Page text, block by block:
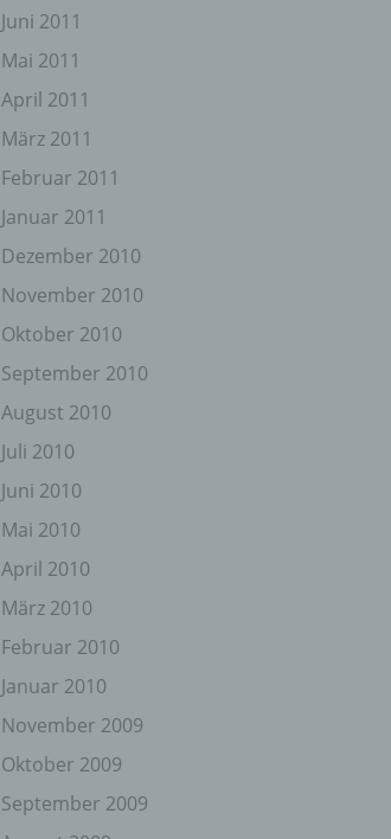
Juni 2011
Mai 2011
April 2011
März 2011
Februar 2011
Januar 2011
Dezember 2010
November 2010
Oktober 2010
September 2010
August 2010
Juli 2010
Juni 2010
Mai 2010
April 2010
März 2010
Februar 2010
Januar 2010
November 2009
Oktober 2009
September 2009